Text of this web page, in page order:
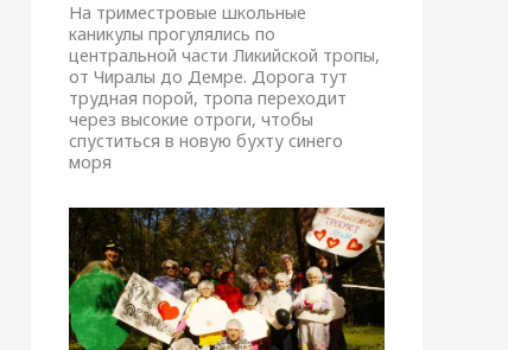
На триместровые школьные
каникулы прогулялись по
центральной части Ликийской тропы,
от Чиралы до Демре. Дорога тут
трудная порой, тропа переходит
через высокие отроги, чтобы
спуститься в новую бухту синего
моря